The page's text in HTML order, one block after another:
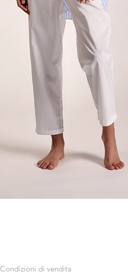
Condizioni di vendita